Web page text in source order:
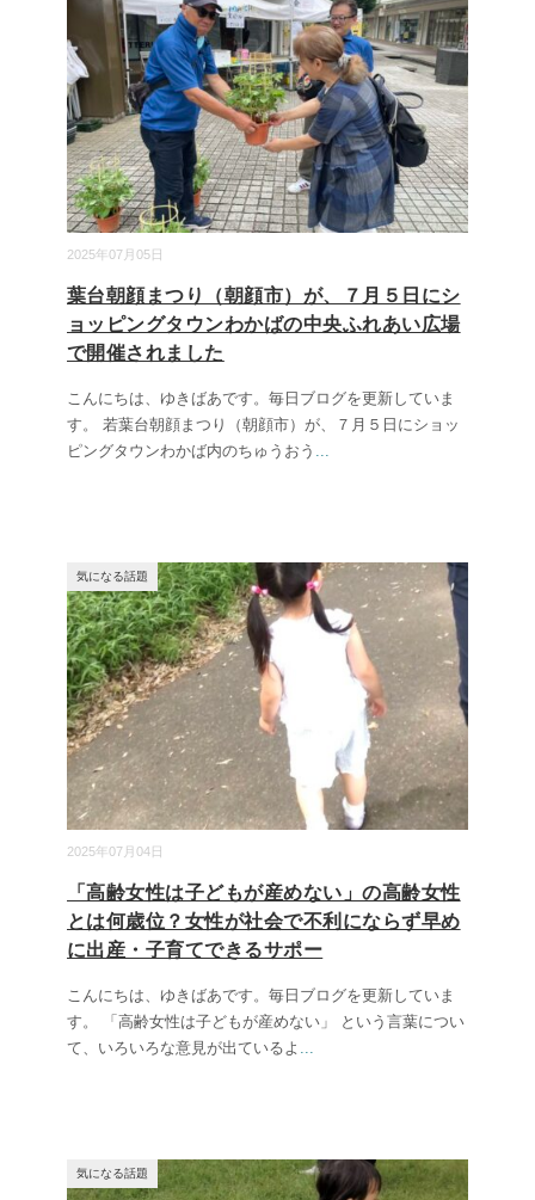
2025年07月05日
葉台朝顔まつり（朝顔市）が、７月５日にシ
ョッピングタウンわかばの中央ふれあい広場
で開催されました
こんにちは、ゆきばあです。毎日ブログを更新していま
す。 若葉台朝顔まつり（朝顔市）が、７月５日にショッ
ピングタウンわかば内のちゅうおう ...
2025年07月04日
気になる話題
「高齢女性は子どもが産めない」の高齢女性
とは何歳位？女性が社会で不利にならず早め
に出産・子育てできるサポー
こんにちは、ゆきばあです。毎日ブログを更新していま
す。 「高齢女性は子どもが産めない」 という言葉につい
て、いろいろな意見が出ているよ ...
気になる話題